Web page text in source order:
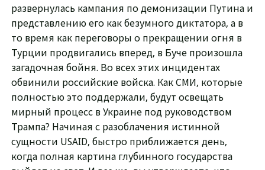
развернулась кампания по демонизации Путина и
представлению его как безумного диктатора, а в
то время как переговоры о прекращении огня в
Турции продвигались вперед, в Буче произошла
загадочная бойня. Во всех этих инцидентах
обвинили российские войска. Как СМИ, которые
полностью это поддержали, будут освещать
мирный процесс в Украине под руководством
Трампа? Начиная с разоблачения истинной
сущности USAID, быстро приближается день,
когда полная картина глубинного государства